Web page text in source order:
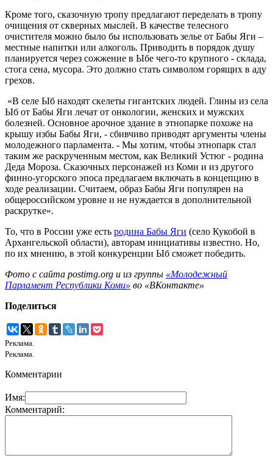
Кроме того, сказочную тропу предлагают переделать в тропу
очищения от скверных мыслей. В качестве телесного
очистителя можно было бы использовать зелье от Бабы Яги –
местные напитки или алкоголь. Приводить в порядок душу
планируется через сожжение в Ыбе чего-то крупного - склада,
стога сена, мусора. Это должно стать символом горящих в аду
грехов.
«В селе Ыб находят скелеты гигантских людей. Глины из села
Ыб от Бабы Яги лечат от онкологии, женских и мужских
болезней. Основное арочное здание в этнопарке похоже на
крышу избы Бабы Яги, - сбивчиво приводят аргументы члены
молодежного парламента. - Мы хотим, чтобы этнопарк стал
таким же раскрученным местом, как Великий Устюг - родина
Деда Мороза. Сказочных персонажей из Коми и из другого
финно-угорского эпоса предлагаем включать в концепцию в
ходе реализации. Считаем, образ Бабы Яги популярен на
общероссийском уровне и не нуждается в дополнительной
раскрутке».
То, что в России уже есть родина Бабы Яги (село Кукобой в
Архангельской области), авторам инициативы известно. Но,
по их мнению, в этой конкуренции Ыб сможет победить.
Фото с сайта postimg.org и из группы «Молодежный
Парламент Республики Коми» во «ВКонтакте»
Поделиться
Реклама.
Реклама.
Комментарии
Имя:
Комментарий: